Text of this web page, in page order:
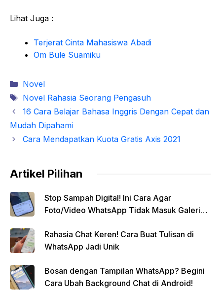
Lihat Juga :
Terjerat Cinta Mahasiswa Abadi
Om Bule Suamiku
Kategori
Novel
Tag
Novel Rahasia Seorang Pengasuh
16 Cara Belajar Bahasa Inggris Dengan Cepat dan
Mudah Dipahami
Cara Mendapatkan Kuota Gratis Axis 2021
Artikel Pilihan
Stop Sampah Digital! Ini Cara Agar
Foto/Video WhatsApp Tidak Masuk Galeri
Rahasia Chat Keren! Cara Buat Tulisan di
WhatsApp Jadi Unik
Bosan dengan Tampilan WhatsApp? Begini
Cara Ubah Background Chat di Android!